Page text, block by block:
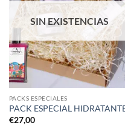
SIN EXISTENCIAS
PACKS ESPECIALES
PACK ESPECIAL
€27,00